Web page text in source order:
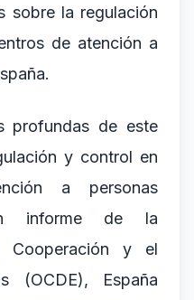
sobre la regulación
de atención a
profundas de este
y control en
a personas
informe de la
Cooperación y el
(OCDE), España